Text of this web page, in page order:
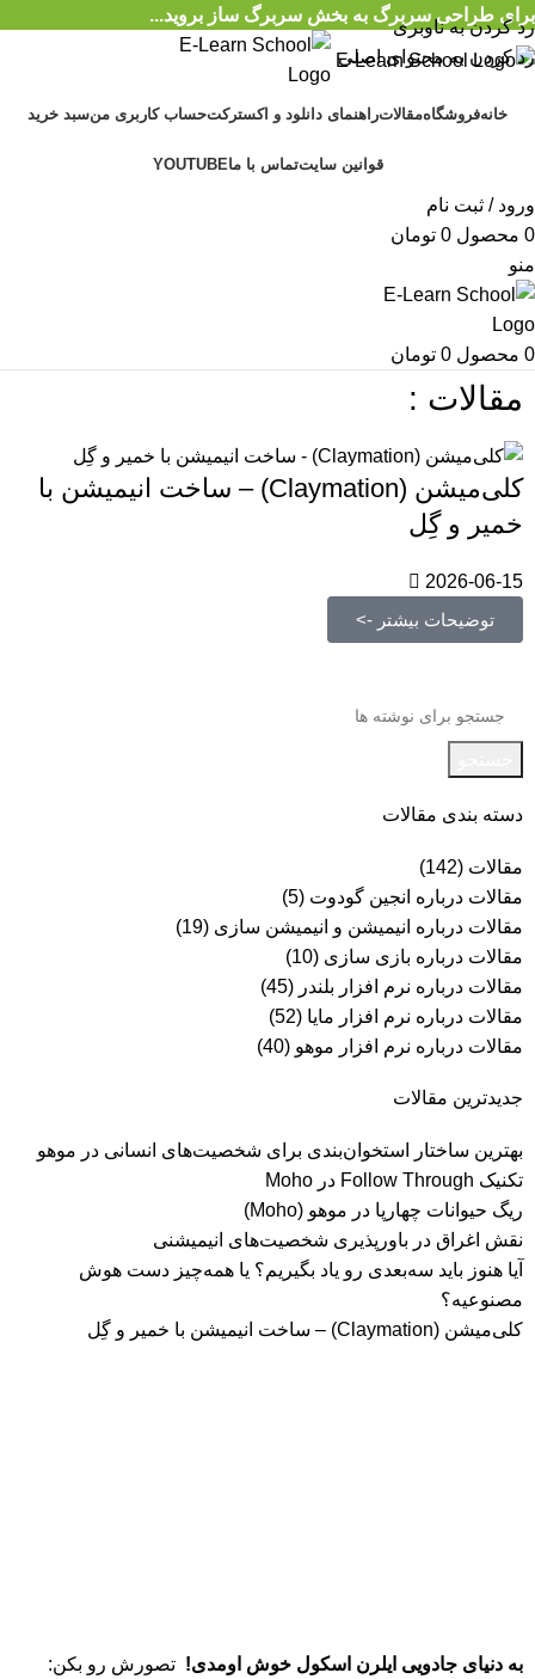
رد کردن به ناوبری
رد کردن به محتوای اصلی
برای طراحی سربرگ به بخش سربرگ ساز بروید...
خانهفروشگاهمقالاتراهنمای دانلود و اکسترکتحساب کاربری منسبد خرید
قوانین سایتتماس با ماYOUTUBE
ورود / ثبت نام
0 محصول 0 تومان
منو
0 محصول 0 تومان
مقالات :
کلی‌میشن (Claymation) – ساخت انیمیشن با
خمیر و گِل
2026-06-15
توضیحات بیشتر ->
دسته بندی مقالات
مقالات (142)
مقالات درباره انجین گودوت (5)
مقالات درباره انیمیشن و انیمیشن سازی (19)
مقالات درباره بازی سازی (10)
مقالات درباره نرم افزار بلندر (45)
مقالات درباره نرم افزار مایا (52)
مقالات درباره نرم افزار موهو (40)
جدیدترین مقالات
بهترین ساختار استخوان‌بندی برای شخصیت‌های انسانی در موهو
تکنیک Follow Through در Moho
ریگ حیوانات چهارپا در موهو (Moho)
نقش اغراق در باورپذیری شخصیت‌های انیمیشنی
آیا هنوز باید سه‌بعدی‌ رو یاد بگیریم؟ یا همه‌چیز دست هوش
مصنوعیه؟
کلی‌میشن (Claymation) – ساخت انیمیشن با خمیر و گِل
به دنیای جادویی ایلرن اسکول خوش اومدی! تصورش رو بکن: